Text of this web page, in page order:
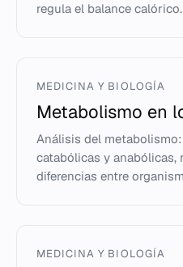
regula el balance calórico.
MEDICINA Y BIOLOGÍA
Metabolismo en
Análisis del
catabólicas y anabólicas,
diferencias entre
MEDICINA Y BIOLOGÍA